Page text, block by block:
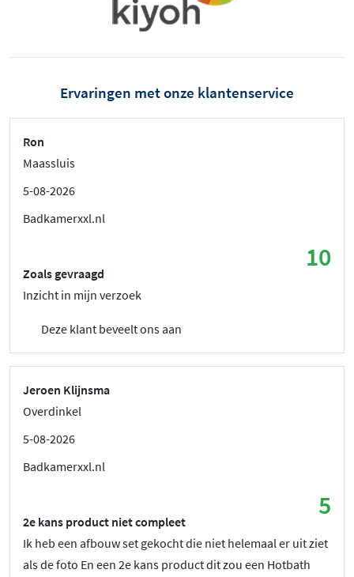
Ervaringen met onze klantenservice
Ron
Maassluis
5-08-2026
Badkamerxxl.nl
10
Zoals gevraagd
Inzicht in mijn verzoek
Deze klant beveelt ons aan
Jeroen Klijnsma
Overdinkel
5-08-2026
Badkamerxxl.nl
5
2e kans product niet compleet
Ik heb een afbouw set gekocht die niet helemaal er uit ziet
als de foto En een 2e kans product dit zou een Hotbath